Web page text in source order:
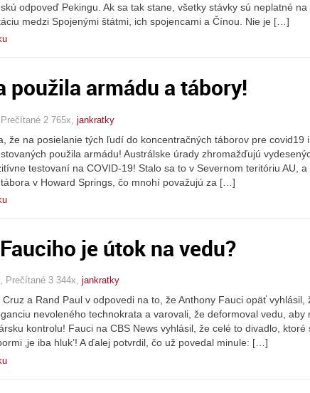
odpoveď Pekingu. Ak sa tak stane, všetky stávky sú neplatné na
medzi Spojenými štátmi, ich spojencami a Čínou. Nie je […]
použila armádu a tábory!
2 765x, jankratky
že na posielanie tých ľudí do koncentračných táborov pre covid19
použila armádu! Austrálske úrady zhromažďujú
testovaní na COVID-19! Stalo sa to v Severnom teritóriu AU, a
v Howard Springs, čo mnohí považujú za […]
je útok na vedu?
Prečítané 3 344x, jankratky
Cruz a Rand Paul v odpovedi na to, že Anthony Fauci opäť vyhlásil,
nevoleného technokrata a varovali, že deformoval vedu, aby
kontrolu! Fauci na CBS News vyhlásil, že celé to divadlo, ktoré
‚je iba hluk’! A ďalej potvrdil, čo už povedal minule: […]